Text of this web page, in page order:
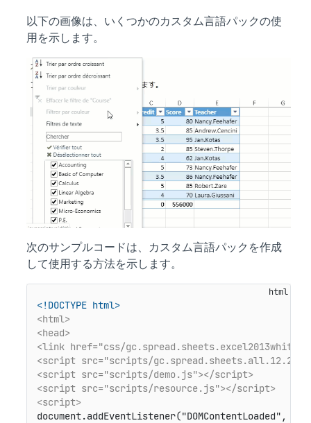
以下の画像は、いくつかのカスタム言語パックの使
用を示します。
次のサンプルコードは、カスタム言語パックを作成
して使用する方法を示します。
<!DOCTYPE html>
<html>
<head>
<link href="css/
<script src="scripts/
<script src="scripts/demo.js"></script>
<script src="scripts/resource.js"></script>
<script>
document.addEventListener("DOMContentLoaded",